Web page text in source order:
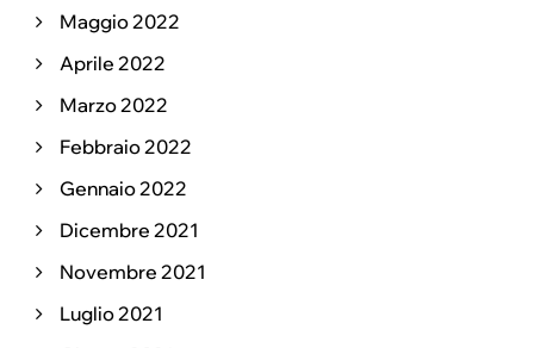
Maggio 2022
Aprile 2022
Marzo 2022
Febbraio 2022
Gennaio 2022
Dicembre 2021
Novembre 2021
Luglio 2021